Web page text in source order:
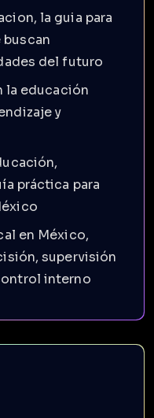
la guia para
del futuro
la educación
y
práctica para
en México,
supervisión
interno